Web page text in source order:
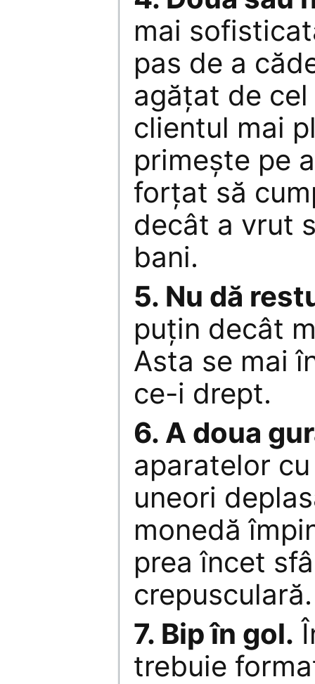
mai
pas de a
agăţat de
clientul mai
primeşte pe
forţat să
decât a vrut
bani.
5. Nu dă
puţin decât
Asta se mai
ce-i drept.
6. A doua
aparatelor
uneori
monedă
prea încet
crepusculară.
7. Bip în gol.
trebuie